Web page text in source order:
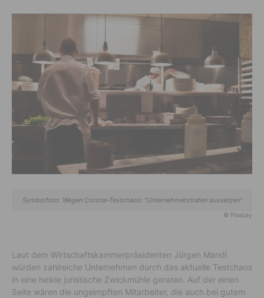
Symbolfoto: Wegen Corona-Testchaos: "Unter­nehmer­strafen aussetzen"
© Pixabay
Laut dem Wirtschaftskammerpräsidenten Jürgen Mandl
würden zahlreiche Unternehmen durch das aktuelle Testchaos
in eine heikle juristische Zwickmühle geraten. Auf der einen
Seite wären die ungeimpften Mitarbeiter, die auch bei gutem